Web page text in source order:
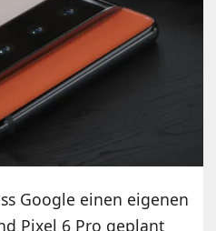
Google einen eigenen
Pixel 6 Pro geplant